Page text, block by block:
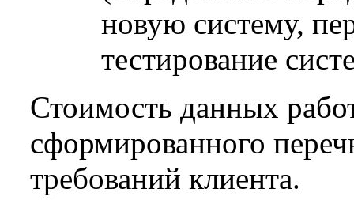
новую систему,
тестирование
Стоимость данных
сформированного
требований клиента.